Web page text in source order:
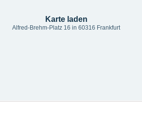
Karte laden
Alfred-Brehm-Platz 16 in 60316 Frankfurt